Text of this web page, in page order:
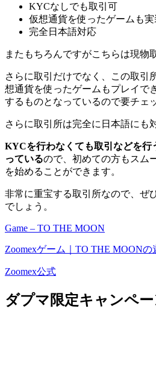
KYCなしでも取引可
仮想通貨を使ったゲームも実
完全日本語対応
またもちろんですがこちらは現物
さらに取引だけでなく、この取引
想通貨を使ったゲームもプレイで
するものとなっているので要チェ
さらに取引所は完全に日本語にも
KYCを行わなくても取引などを行
っているので、初めての方もスム
を始めることができます。
非常に重宝する取引所なので、ぜ
でしょう。
Game – TO THE MOON
Zoomexゲーム｜TO THE MOONの
Zoomex公式
ダプマ限定キャンペ